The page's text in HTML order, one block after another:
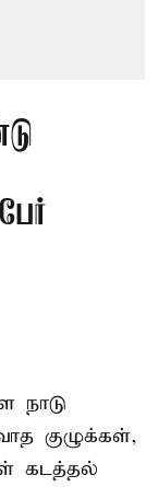
நாடு
குழுக்கள்,
கடத்தல்